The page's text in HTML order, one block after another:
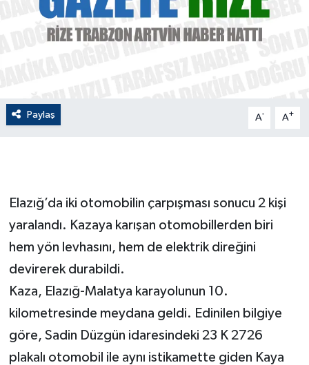
Paylaş A- A+
Elazığ’da iki otomobilin çarpışması sonucu 2 kişi
yaralandı. Kazaya karışan otomobillerden biri
hem yön levhasını, hem de elektrik direğini
devirerek durabildi.
Kaza, Elazığ-Malatya karayolunun 10.
kilometresinde meydana geldi. Edinilen bilgiye
göre, Sadin Düzgün idaresindeki 23 K 2726
plakalı otomobil ile aynı istikamette giden Kaya
EKONOMİ
Flaş Haber
GENEL
GÜNDEM
Güvenlik
HABERDE İNSAN
İNSAN